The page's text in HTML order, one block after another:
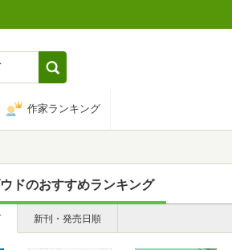
作家ランキング
ドのおすすめランキング
新刊・発売日順